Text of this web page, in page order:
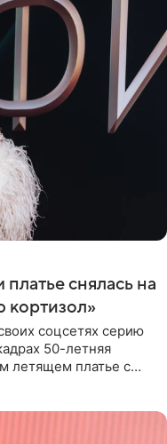
снялась на
кортизол»
соцсетях серию
50-летняя
летящем платье с